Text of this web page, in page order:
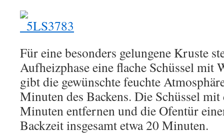
Für eine besonders gelungene Kruste
Aufheizphase eine flache Schüssel mit
gibt die gewünschte feuchte
Minuten des Backens. Die Schüssel mit
Minuten entfernen und die Ofentür
Backzeit insgesamt etwa 20 Minuten.